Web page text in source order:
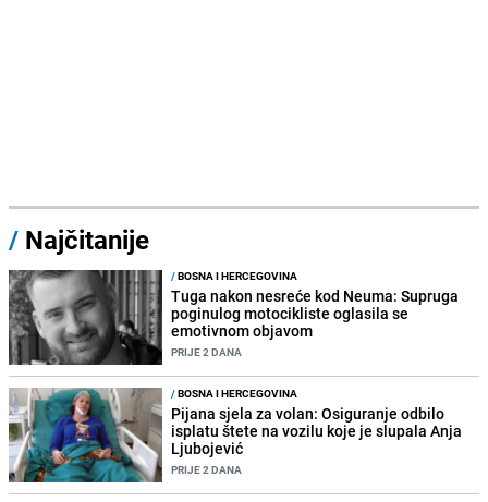
/ Najčitanije
/BOSNA I HERCEGOVINA
Tuga nakon nesreće kod Neuma: Supruga
poginulog motocikliste oglasila se
emotivnom objavom
PRIJE 2 DANA
/BOSNA I HERCEGOVINA
Pijana sjela za volan: Osiguranje odbilo
isplatu štete na vozilu koje je slupala Anja
Ljubojević
PRIJE 2 DANA